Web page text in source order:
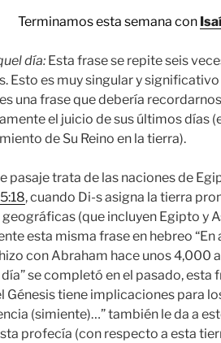
Terminamos esta semana con
día: Esta frase se repite seis
Esto es muy singular y
una frase que debería
el juicio de sus últimos días
de Su Reino en la tierra).
pasaje trata de las naciones de
, cuando Di-s asigna la tierra
(que incluyen Egipto y
esta misma frase en hebreo “En
con Abraham hace unos 4,000
día” se completó en el pasado, esta
Génesis tiene implicaciones para
(simiente)…” también le da a
profecía (con respecto a esta